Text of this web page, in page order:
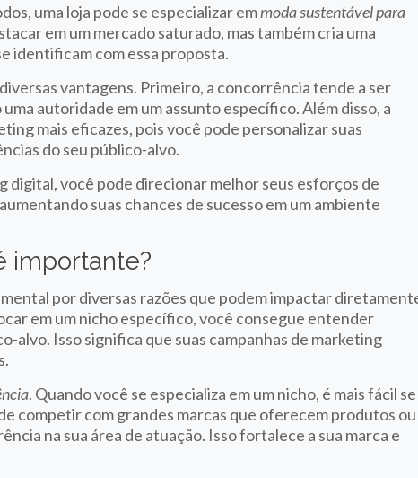
uma loja pode se especializar emmoda sustentável para
em um mercado saturado, mas também cria uma
identificam com essa proposta.
vantagens. Primeiro, a concorrência tende a ser
autoridade em um assunto específico. Além disso, a
mais eficazes, pois você pode personalizar suas
do seu público-alvo.
digital, você pode direcionar melhor seus esforços de
suas chances de sucesso em um ambiente
importante?
por diversas razões que podem impactar
em um nicho específico, você consegue entender
alvo. Isso significa que suas campanhas de marketing
. Quando você se especializa em um nicho, é mais fácil se
competir com grandes marcas que oferecem produtos ou
na sua área de atuação. Isso fortalece a sua marca e